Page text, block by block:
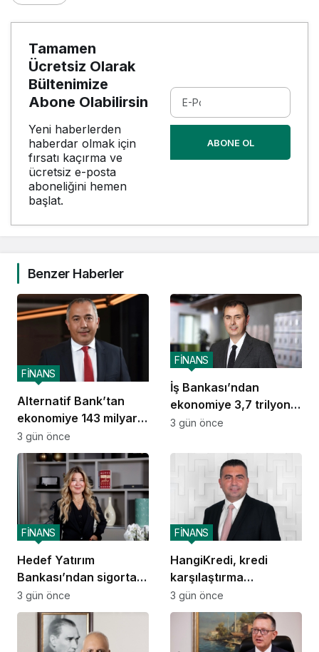
Tamamen
Ücretsiz Olarak
Bültenimize
Abone Olabilirsin
Yeni haberlerden
haberdar olmak için
fırsatı kaçırma ve
ücretsiz e-posta
aboneliğini hemen
başlat.
ABONE OL
Benzer Haberler
Alternatif Bank’tan
ekonomiye 143 milyar
TL destek
FİNANS
3 gün önce
İş Bankası’ndan
ekonomiye 3,7 trilyon
TL destek
FİNANS
3 gün önce
Hedef Yatırım
Bankası’ndan sigorta
ve emeklilik alanında
stratejik iş birliği
FİNANS
3 gün önce
HangiKredi, kredi
karşılaştırma
deneyimini ChatGPT’ye
taşıdı
FİNANS
3 gün önce